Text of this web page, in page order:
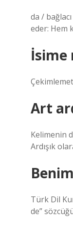
da /
eder: Hem
İsime
Art
Kelimenin
Ardışık
Türk Dil
de”